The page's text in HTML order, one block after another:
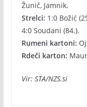
Žunič, Jamnik.
Strelci: 1:0 Božić
4:0 Soudani (84.).
Rumeni kartoni:
Rdeči karton:
Vir: STA/NZS.si